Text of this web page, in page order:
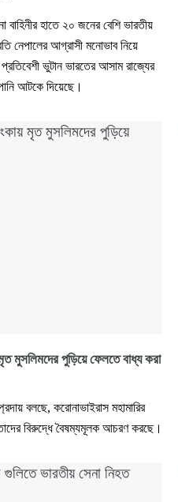
বাহিনীর হাতে ২০ জনের বেশি ভারতীয়
নেপালের আগ্রাসী মনোভাব নিয়ে
ভুটান ভারতের আসাম রাজ্যের
আটকে দিয়েছে।
মুসলিমদের পুড়িয়ে ফেলতে বাধ্য করা
বলছে, করোনাভাইরাস মহামারির
বিরুদ্ধে বৈষম্যমূলক আচরণ করছে।